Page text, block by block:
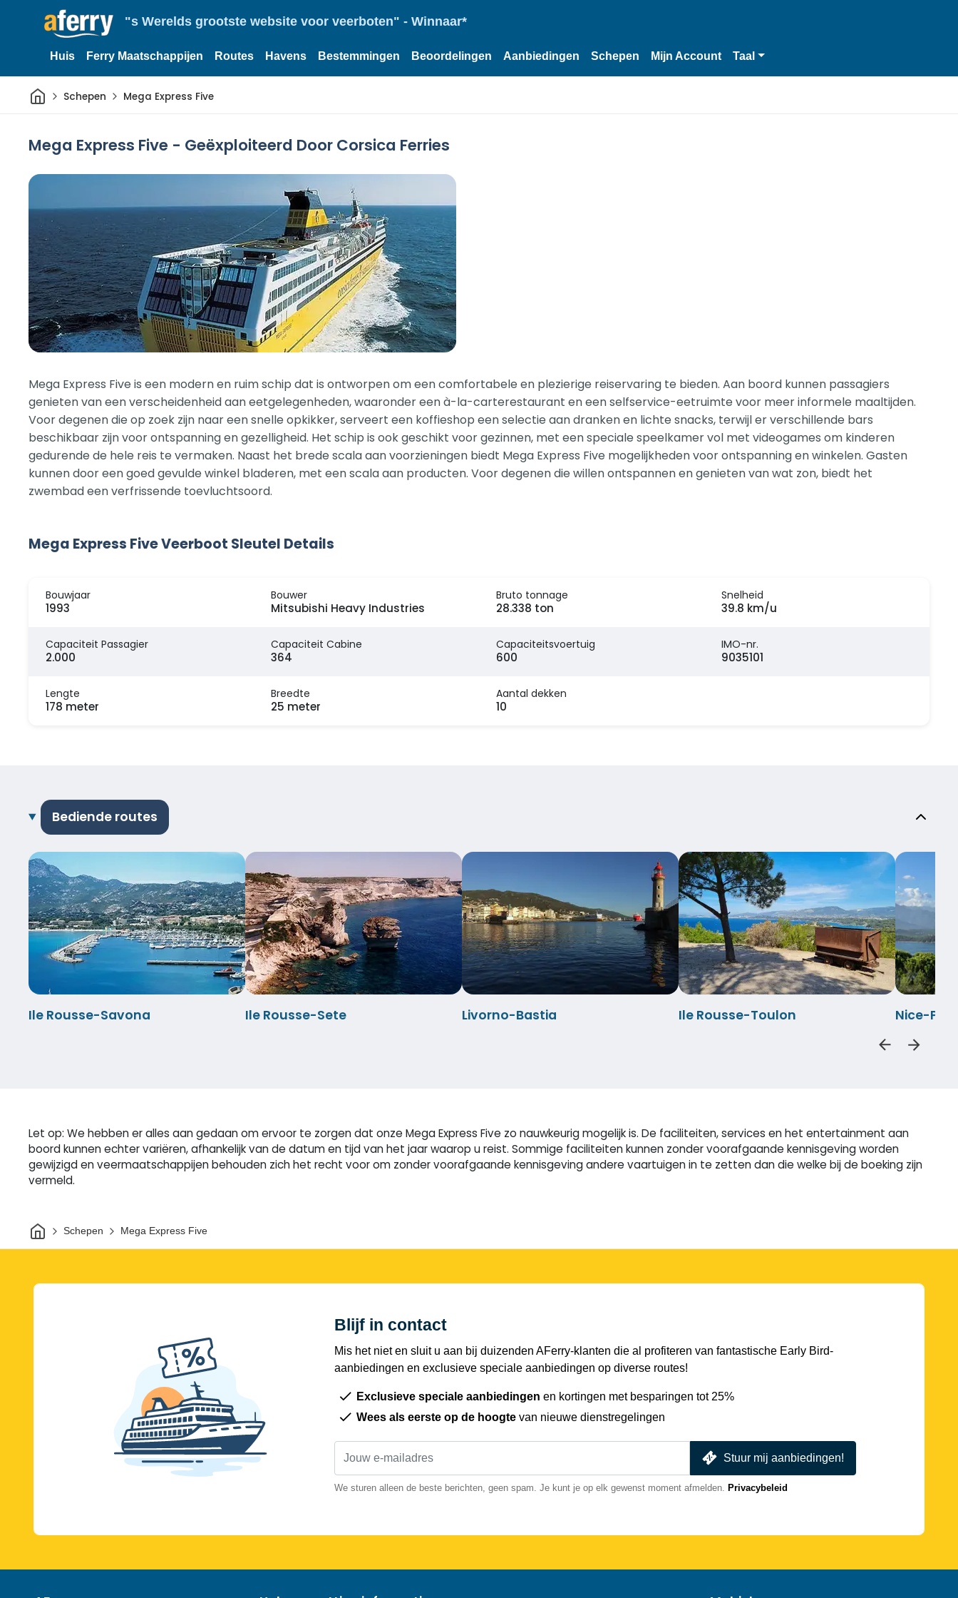
"s Werelds grootste website voor veerboten" - Winnaar*
Huis Ferry Maatschappijen Routes Havens Bestemmingen Beoordelingen Aanbiedingen Schepen Mijn Account Taal
ThuisSchepen Mega Express Five
Mega Express Five - Geëxploiteerd Door Corsica Ferries
Mega Express Five is een modern en ruim schip dat is ontworpen om een comfortabele en plezierige reiservaring te bieden. Aan boord kunnen passagiers
genieten van een verscheidenheid aan eetgelegenheden, waaronder een à-la-carterestaurant en een selfservice-eetruimte voor meer informele maaltijden.
Voor degenen die op zoek zijn naar een snelle opkikker, serveert een koffieshop een selectie aan dranken en lichte snacks, terwijl er verschillende bars
beschikbaar zijn voor ontspanning en gezelligheid. Het schip is ook geschikt voor gezinnen, met een speciale speelkamer vol met videogames om kinderen
gedurende de hele reis te vermaken. Naast het brede scala aan voorzieningen biedt Mega Express Five mogelijkheden voor ontspanning en winkelen. Gasten
kunnen door een goed gevulde winkel bladeren, met een scala aan producten. Voor degenen die willen ontspannen en genieten van wat zon, biedt het
zwembad een verfrissende toevluchtsoord.
Mega Express Five Veerboot Sleutel Details
Bouwjaar
1993
Bouwer
Mitsubishi Heavy Industries
Bruto tonnage
28.338 ton
Snelheid
39.8 km/u
Capaciteit Passagier
2.000
Capaciteit Cabine
364
Capaciteitsvoertuig
600
IMO-nr.
9035101
Lengte
178 meter
Breedte
25 meter
Aantal dekken
10
Bediende routes
Ile Rousse-Savona Ile Rousse-Sete Livorno-Bastia Ile Rousse-Toulon Nice-
Let op: We hebben er alles aan gedaan om ervoor te zorgen dat onze Mega Express Five zo nauwkeurig mogelijk is. De faciliteiten, services en het entertainment aan
boord kunnen echter variëren, afhankelijk van de datum en tijd van het jaar waarop u reist. Sommige faciliteiten kunnen zonder voorafgaande kennisgeving worden
gewijzigd en veermaatschappijen behouden zich het recht voor om zonder voorafgaande kennisgeving andere vaartuigen in te zetten dan die welke bij de boeking zijn
vermeld.
ThuisSchepen Mega Express Five
Blijf in contact
Mis het niet en sluit u aan bij duizenden AFerry-klanten die al profiteren van fantastische Early Bird-
aanbiedingen en exclusieve speciale aanbiedingen op diverse routes!
Exclusieve speciale aanbiedingen en kortingen met besparingen tot 25%
Wees als eerste op de hoogte van nieuwe dienstregelingen
Stuur mij aanbiedingen!
We sturen alleen de beste berichten, geen spam. Je kunt je op elk gewenst moment afmelden. Privacybeleid